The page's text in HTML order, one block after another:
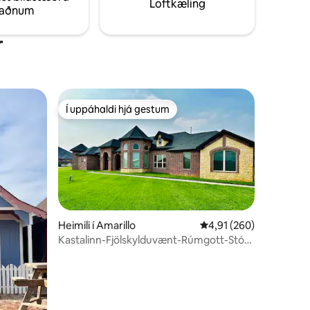
arni og sjónvarpi! Afgirtur bakgarður
Loftkæling
Í uppáhaldi hjá gestum
Í uppáhaldi hjá gestum
Heimili í Amarillo 4,91 af 5 í
4,91 (260)
Kastalinn-Fjölskylduvænt-Rúmgott-Stórt